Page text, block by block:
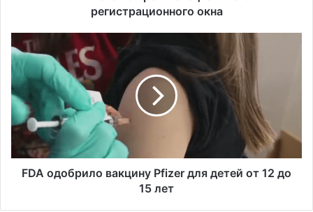
о
в
O
b
a
m
регистрационного окна
D
A
о
д
о
б
р
и
FDA одобрило вакцину Pfizer для детей от 12 до
15 лет